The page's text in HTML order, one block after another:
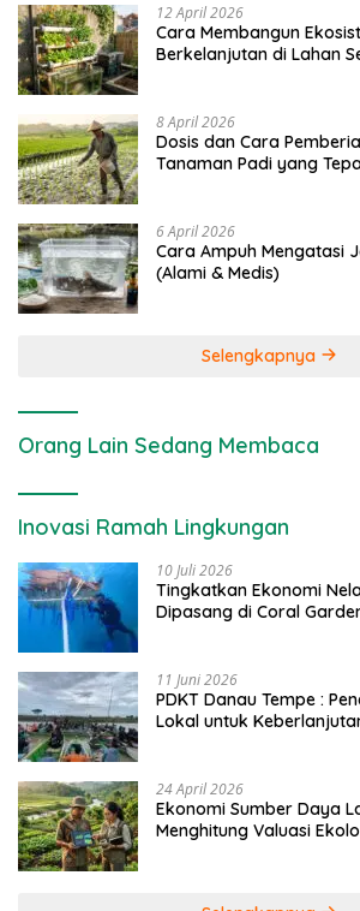
12 April 2026
Cara Membangun
Berkelanjutan di Lahan
8 April 2026
Dosis dan Cara
Tanaman Padi yang
6 April 2026
Cara Ampuh Mengatasi
(Alami & Medis)
Selengkapnya
Orang Lain Sedang Membaca
Inovasi Ramah Lingkungan
10 Juli 2026
Tingkatkan Ekonomi
Dipasang di Coral
11 Juni 2026
PDKT Danau Tempe :
Lokal untuk
24 April 2026
Ekonomi Sumber Daya
Menghitung Valuasi